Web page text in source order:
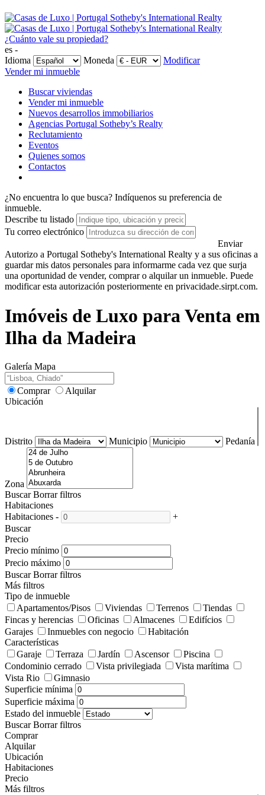
¿Cuánto vale su propiedad?
es -
Idioma
Moneda
Modificar
Vender mi inmueble
Buscar viviendas
Vender mi inmueble
Nuevos desarrollos immobiliarios
Agencias Portugal Sotheby’s Realty
Reclutamiento
Eventos
Quienes somos
Contactos
¿No encuentra lo que busca? Indíquenos su preferencia de
inmueble.
Describe tu listado
Tu correo electrónico
Enviar
Autorizo a Portugal Sotheby's International Realty y a sus oficinas a
guardar mis datos personales para informarme cada vez que surja
una oportunidad de vender, comprar o alquilar un inmueble. Puede
modificar esta autorización posteriormente en privacidade.sirpt.com.
Imóveis de Luxo para Venta em
Ilha da Madeira
Galería Mapa
Comprar
Alquilar
Ubicación
Distrito Municipio Pedanía
Zona
Buscar Borrar filtros
Habitaciones
Habitaciones -
+
Buscar
Precio
Precio mínimo
Precio máximo
Buscar Borrar filtros
Más filtros
Tipo de inmueble
Apartamentos/Pisos
Viviendas Terrenos
Tiendas
Fincas y herencias
Oficinas Almacenes
Edifícios
Garajes
Inmuebles con negocio
Habitación
Características
Garaje
Terraza Jardín Ascensor
Piscina
Condominio cerrado
Vista privilegiada
Vista marítima
Vista Rio
Gimnasio
Superficie mínima
Superficie máxima
Estado del inmueble
Buscar Borrar filtros
Comprar
Alquilar
Ubicación
Habitaciones
Precio
Más filtros